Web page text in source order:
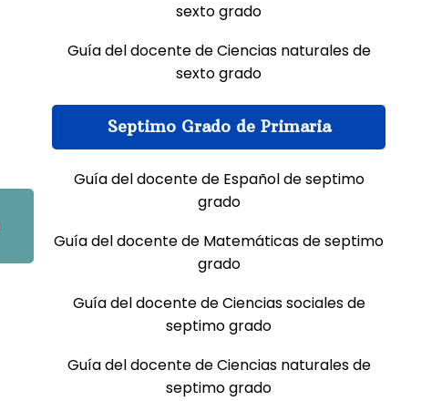
sexto grado
Guía del docente de Ciencias naturales de
sexto grado
Septimo Grado de Primaria
Guía del docente de Español de septimo
grado
Guía del docente de Matemáticas de septimo
grado
Guía del docente de Ciencias sociales de
septimo grado
Guía del docente de Ciencias naturales de
septimo grado